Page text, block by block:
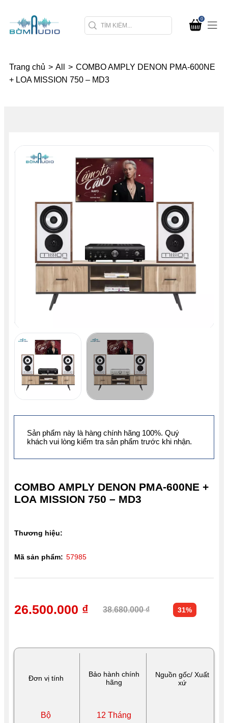
0
Trang chủ > All > COMBO AMPLY DENON PMA-600NE
+ LOA MISSION 750 – MD3
Đơn vị tính
Bảo hành chính
hãng
Nguồn gốc/ Xuất
xứ
Bộ 12 Tháng
COMBO AMPLY DENON PMA-600NE +
LOA MISSION 750 – MD3
26.500.000 ₫ 38.680.000 ₫ 31%
Thương hiệu:
Mã sản phẩm: 57985
Sản phẩm này là hàng chính hãng 100%. Quý
khách vui lòng kiểm tra sản phẩm trước khi nhận.